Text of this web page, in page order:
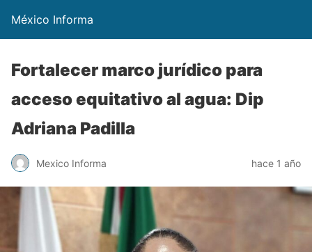
México Informa
Fortalecer marco jurídico para
acceso equitativo al agua: Dip
Adriana Padilla
Mexico Informa hace 1 año